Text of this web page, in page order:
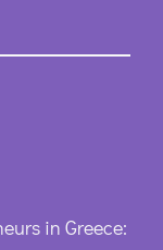
in Greece: